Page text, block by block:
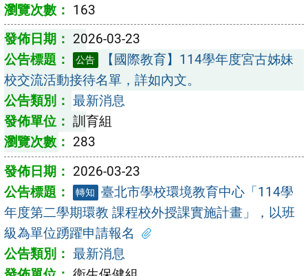
163
2026-03-23
公告
【國際教育】114學年度宮古姊妹
校交流活動接待名單，詳如內文。
最新消息
訓育組
283
2026-03-23
轉知 臺北市學校環境教育中心「114學
年度第二學期環教 課程校外授課實施計畫」，以班
級為單位踴躍申請報名
最新消息